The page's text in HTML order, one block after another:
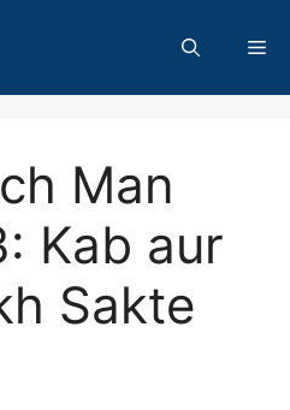
Man
Kab aur
Sakte